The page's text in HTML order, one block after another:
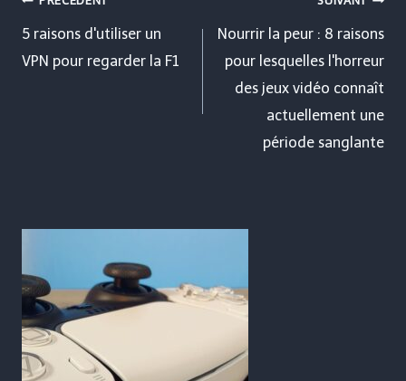
de
l’article
5 raisons d'utiliser un
VPN pour regarder la F1
Nourrir la peur : 8 raisons
pour lesquelles l'horreur
des jeux vidéo connaît
actuellement une
période sanglante